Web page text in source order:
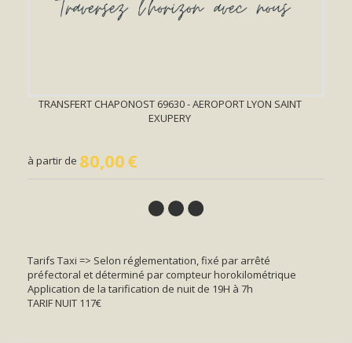
TRANSFERT CHAPONOST 69630 - AEROPORT LYON SAINT
EXUPERY
à partir de 80,00€
Tarifs Taxi => Selon réglementation, fixé par arrêté
préfectoral et déterminé par compteur horokilométrique
Application de la tarification de nuit de 19H à 7h
TARIF NUIT 117€